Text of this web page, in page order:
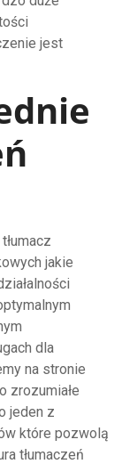
jest
jakie
dla
na stronie
zrozumiałe
jeden z
które pozwolą
tłumaczeń